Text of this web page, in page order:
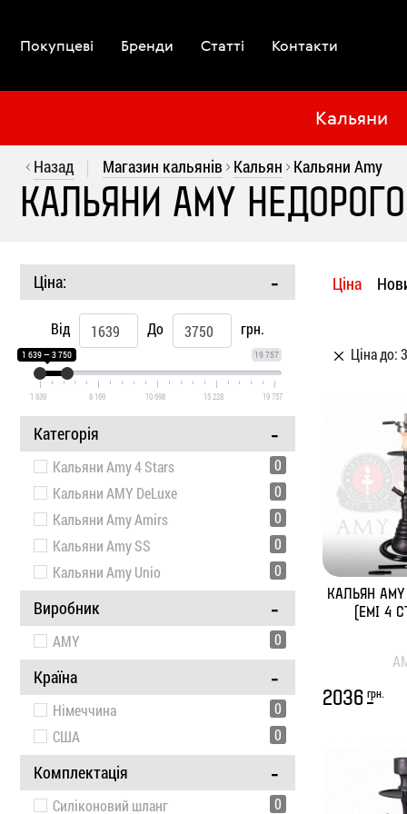
Покупцеві Бренди Статті Контакти
Кальяни
Шахти
Колби
Вугілля
Бренди
Покупцеві
Статті
Контакти
Вхід /
Реєстрація
Назад Магазин кальянів Кальян Кальяни Amy
КАЛЬЯНИ AMY НЕДОРОГО
Ціна: -
Від До грн.
19 757
1 639 — 3 750
1 639 6 169 10 698 15 228 19 757
Категорія -
Кальяни Amy 4 Stars
0
Кальяни AMY DeLuxe
0
Кальяни Amy Amirs
0
Кальяни Amy SS
0
Кальяни Amy Unio
0
Виробник -
AMY 0
Країна -
Німеччина
0
США
0
Комплектація -
Cиліконовий шланг
0
Ціна
Ціна до:
КАЛЬЯН
(ЕМІ 4
2036 грн.